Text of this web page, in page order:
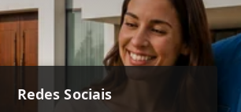
Redes Sociais